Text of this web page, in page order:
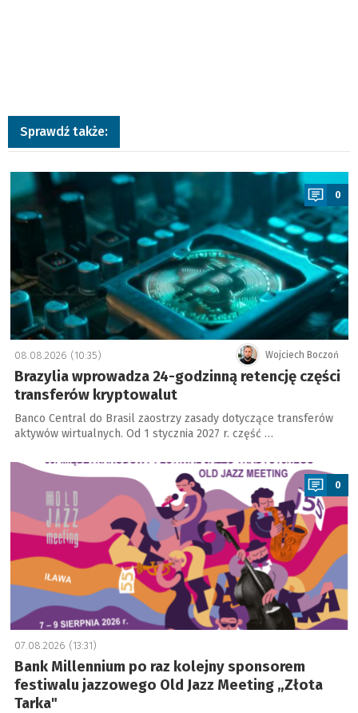
Sprawdź także:
a
0
Wojciech Boczoń
08.08.2026 (10:35)
Brazylia wprowadza 24-godzinną retencję części
transferów kryptowalut
Banco Central do Brasil zaostrzy zasady dotyczące transferów
aktywów wirtualnych. Od 1 stycznia 2027 r. część …
a
0
07.08.2026 (13:31)
Bank Millennium po raz kolejny sponsorem
festiwalu jazzowego Old Jazz Meeting „Złota
Tarka"